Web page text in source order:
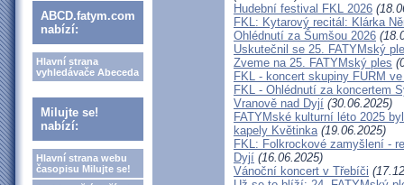
ABCD.fatym.com
nabízí:
Hlavní strana
vyhledávače Abeceda
Milujte se!
nabízí:
Hlavní strana webu
časopisu Milujte se!
Hudební festival FKL 2026
FKL: Kytarový recitál: Klárka
Ohlédnutí za Šumšou 2026
Uskutečnil se 25. FATYMský
Zveme na 25. FATYMský ples
FKL - koncert skupiny FURM
FKL - Ohlédnutí za koncertem
Vranově nad Dyjí (30.06.2025)
FATYMské kulturní léto 2025
kapely Květinka(19.06.2025)
FKL: Folkrockové zamyšlení -
Dyjí (16.06.2025)
Vánoční koncert v Třebíči